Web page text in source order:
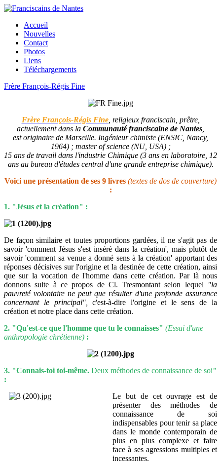
Accueil
Nouvelles
Contact
Photos
Liens
Téléchargements
Frère François-Régis Fine
Frère François-Régis Fine, religieux franciscain, prêtre,
actuellement dans la Communauté franciscaine de Nantes
est originaire de Marseille. Ingénieur chimiste (ENSIC, Nancy,
1964) ; master of science (NU, USA) ;
15 ans de travail dans l'industrie Chimique (3 ans en laboratoire, 12
ans au bureau d'études central d'une grande entreprise chimique).
Voici une présentation de ses 9 livres (textes de dos de couverture)
:
1. "Jésus et la création" :
De façon similaire et toutes proportions gardées, il ne s'agit pas de
savoir 'comment Jésus s'est inséré dans la création', mais plutôt de
savoir 'comment sa venue a donné sens à la création' apportant des
réponses décisives sur l'origine et la destinée de cette création, ainsi
que sur la vocation de l'homme dans cette création. Par là nous
donnons suite à ce propos de Cl. Tresmontant selon lequel
"la
pauvreté volontaire ne peut que résulter d'une profonde assurance
concernant le principal",c'est-à-dire l'origine et le sens de la
création et notre place dans cette création.
2. "Qu'est-ce que l'homme que tu le connaisses" (Essai d'une
anthropologie chrétienne) :
3. "Connais-toi toi-même. Deux méthodes de connaissance de soi"
:
Le but de cet ouvrage est de
présenter des méthodes de
connaissance de soi
indispensables pour tenir sa place
dans le monde contemporain de
plus en plus complexe et faire
face à ses agressions multiples et
incessantes.